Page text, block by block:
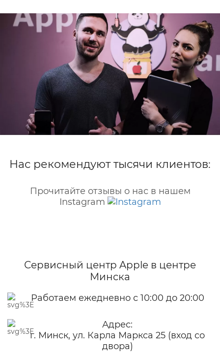
Нас рекомендуют тысячи клиентов:
Прочитайте отзывы о нас в нашем
Instagram
Сервисный центр Apple в центре
Минска
Работаем ежедневно с 10:00 до 20:00
Адрес:
г. Минск, ул. Карла Маркса 25 (вход со
двора)